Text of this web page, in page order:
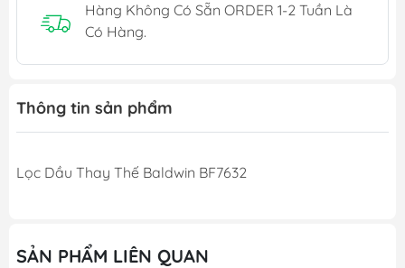
Hàng Không Có Sẵn ORDER 1-2 Tuần Là
Có Hàng.
Thông tin sản phẩm
Lọc Dầu Thay Thế Baldwin BF7632
SẢN PHẨM LIÊN QUAN